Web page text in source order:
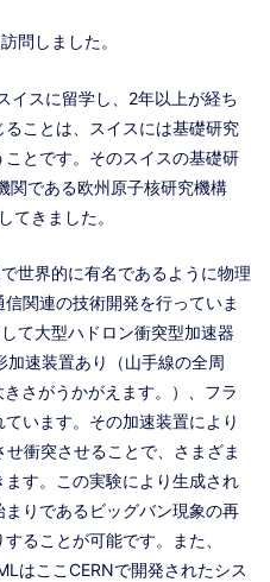
問しました。
イスに留学し、2年以上が経ち
ことは、スイスには基礎研究
とです。そのスイスの基礎研
関である欧州原子核研究機構
てきました。
世界的に有名であるように物理
関連の技術開発を行っていま
て大型ハドロン衝突型加速器
速装置あり（山手線の全周
さがうかがえます。）、フラ
います。その加速装置により
衝突させることで、さまざま
す。この実験により生成され
りであるビッグバン現象の再
ることが可能です。また、
はここCERNで開発されたシス